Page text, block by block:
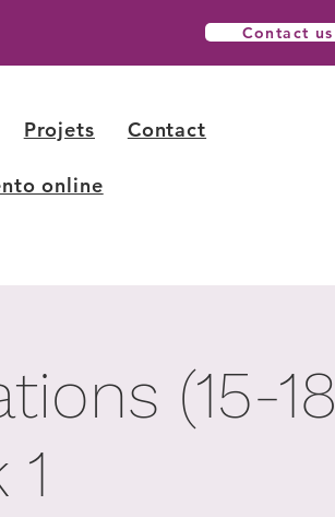
Contact us
Projets Contact
online
(15-18